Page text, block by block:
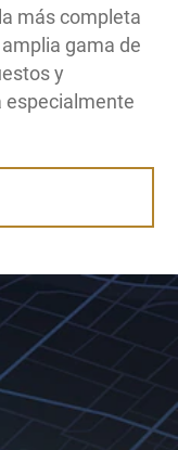
más completa
gama de
y
especialmente